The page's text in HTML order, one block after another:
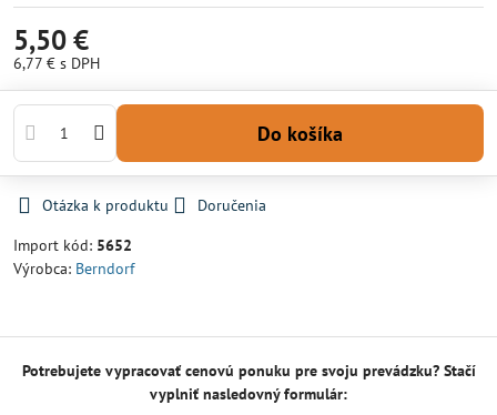
5,50 €
6,77 € s DPH
Do košíka
Otázka k produktu
Doručenia
Import kód: 5652
Výrobca: Berndorf
Potrebujete vypracovať cenovú ponuku pre svoju prevádzku? Stačí
vyplniť nasledovný formulár: